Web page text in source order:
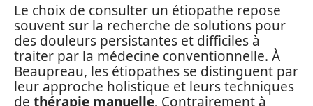
Le choix de consulter un étiopathe repose
souvent sur la recherche de solutions pour
des douleurs persistantes et difficiles à
traiter par la médecine conventionnelle. À
Beaupreau, les étiopathes se distinguent par
leur approche holistique et leurs techniques
de thérapie manuelle. Contrairement à